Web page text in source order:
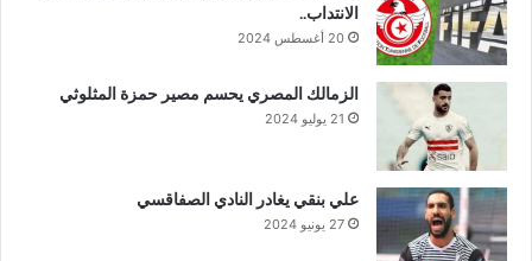
الانتداب..
20 أغسطس 2024
الزمالك المصري يحسم مصير حمزة المثلوثي
21 يوليو 2024
علي بنقي يغادر النادي الصفاقسي
27 يونيو 2024